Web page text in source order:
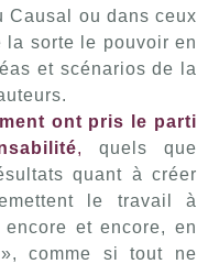
Causal ou dans ceux
la sorte le pouvoir en
et scénarios de la
ont pris le parti
,
quels que
quant à créer
le travail à
encore et encore, en
comme si tout ne